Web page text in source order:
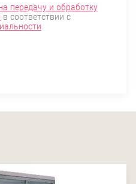
передачу и обработку
в соответствии с